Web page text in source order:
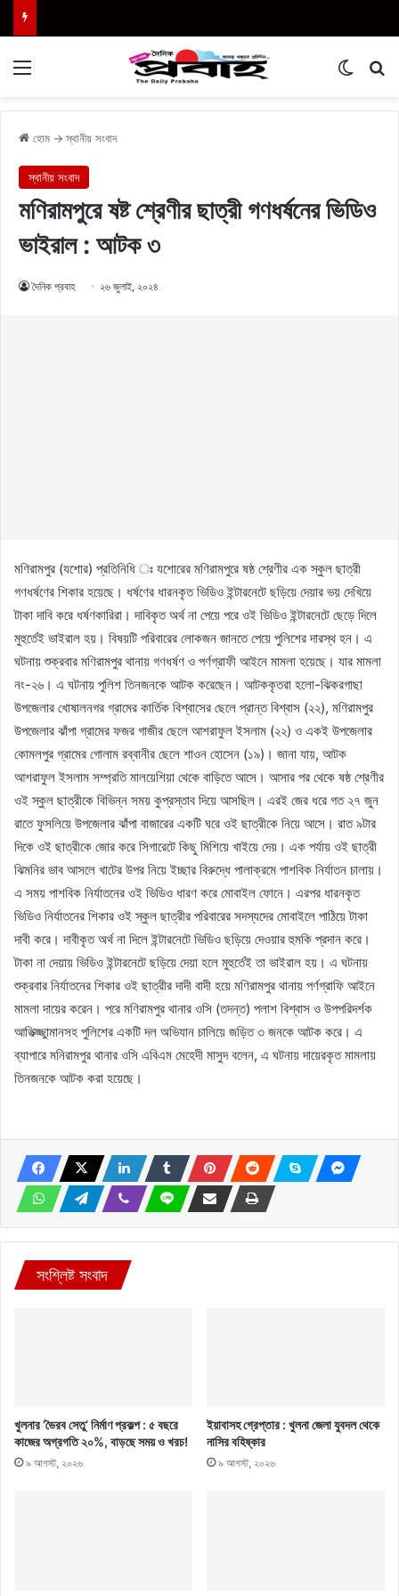
হোম → স্থানীয় সংবাদ
স্থানীয় সংবাদ
মণিরামপুরে ষষ্ট শ্রেণীর ছাত্রী গণধর্ষনের ভিডিও
ভাইরাল : আটক ৩
দৈনিক প্রবাহ ২৬ জুলাই, ২০২৪
মণিরামপুর (যশোর) প্রতিনিধি ঃ যশোরের মণিরামপুরে ষষ্ঠ শ্রেণীর এক স্কুল ছাত্রী
গণধর্ষণের শিকার হয়েছে। ধর্ষণের ধারনকৃত ভিডিও ইন্টারনেটে ছড়িয়ে দেয়ার ভয় দেখিয়ে
টাকা দাবি করে ধর্ষণকারিরা। দাবিকৃত অর্থ না পেয়ে পরে ওই ভিডিও ইন্টারনেটে ছেড়ে দিলে
মুহুর্তেই ভাইরাল হয়। বিষয়টি পরিবারের লোকজন জানতে পেয়ে পুলিশের দারস্থ হন। এ
ঘটনায় শুক্রবার মণিরামপুর থানায় গণধর্ষণ ও পর্ণগ্রাফী আইনে মামলা হয়েছে। যার মামলা
নং-২৬। এ ঘটনায় পুলিশ তিনজনকে আটক করেছেন। আটককৃতরা হলো-ঝিকরগাছা
উপজেলার খোষালনগর গ্রামের কার্তিক বিশ্বাসের ছেলে প্রান্ত বিশ্বাস (২২), মণিরামপুর
উপজেলার ঝাঁপা গ্রামের ফজর গাজীর ছেলে আশরাফুল ইসলাম (২২) ও একই উপজেলার
কোমলপুর গ্রামের গোলাম রব্বানীর ছেলে শাওন হোসেন (১৯)। জানা যায়, আটক
আশরাফুল ইসলাম সম্প্রতি মালয়েশিয়া থেকে বাড়িতে আসে। আসার পর থেকে ষষ্ঠ শ্রেণীর
ওই স্কুল ছাত্রীকে বিভিন্ন সময় কুপ্রস্তাব দিয়ে আসছিল। এরই জের ধরে গত ২৭ জুন
রাতে ফুসলিয়ে উপজেলার ঝাঁপা বাজারের একটি ঘরে ওই ছাত্রীকে নিয়ে আসে। রাত ৯টার
দিকে ওই ছাত্রীকে জোর করে সিগারেটে কিছু মিশিয়ে খাইয়ে দেয়। এক পর্যায় ওই ছাত্রী
ঝিমনির ভাব আসলে খাটের উপর নিয়ে ইচ্ছার বিরুদ্ধে পালাক্রমে পাশবিক নির্যাতন চালায়।
এ সময় পাশবিক নির্যাতনের ওই ভিডিও ধারণ করে মোবাইল ফোনে। এরপর ধারনকৃত
ভিডিও নির্যাতনের শিকার ওই স্কুল ছাত্রীর পরিবারের সদস্যদের মোবাইলে পাঠিয়ে টাকা
দাবী করে। দাবীকৃত অর্থ না দিলে ইন্টারনেটে ভিডিও ছড়িয়ে দেওয়ার হুমকি প্রদান করে।
টাকা না দেয়ায় ভিডিও ইন্টারনেটে ছড়িয়ে দেয়া হলে মুহুর্তেই তা ভাইরাল হয়। এ ঘটনায়
শুক্রবার নির্যাতনের শিকার ওই ছাত্রীর দাদী বাদী হয়ে মণিরামপুর থানায় পর্ণগ্রাফি আইনে
মামলা দায়ের করেন। পরে মণিরামপুর থানার ওসি (তদন্ত) পলাশ বিশ্বাস ও উপপরিদর্শক
আতিক্জ্জুামানসহ পুলিশের একটি দল অভিযান চালিয়ে জড়িত ৩ জনকে আটক করে। এ
ব্যাপারে মনিরামপুর থানার ওসি এবিএম মেহেদী মাসুদ বলেন, এ ঘটনায় দায়েরকৃত মামলায়
তিনজনকে আটক করা হয়েছে।
সংশ্লিষ্ট সংবাদ
খুলনার ‘ভৈরব সেতু’ নির্মাণ প্রকল্প : ৫ বছরে
কাজের অগ্রগতি ২০%, বাড়ছে সময় ও খরচ!
৯ আগস্ট, ২০২৬
ইয়াবাসহ গ্রেপ্তার : খুলনা জেলা যুবদল থেকে
নাসির বহিষ্কার
৯ আগস্ট, ২০২৬